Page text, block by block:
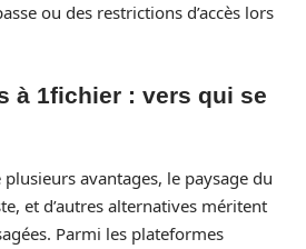
ou des restrictions d’accès lors
à 1fichier : vers qui se
avantages, le paysage du
et d’autres alternatives méritent
Parmi les plateformes